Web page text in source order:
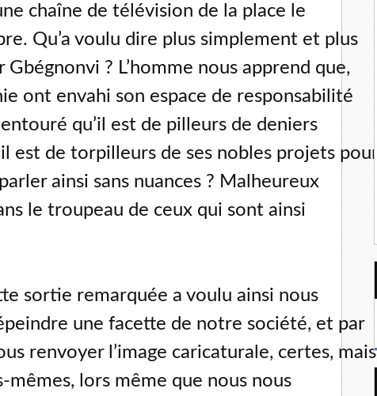
chaîne de télévision de la place le
Qu’a voulu dire plus simplement et plus
? L’homme nous apprend que,
ont envahi son espace de responsabilité
qu’il est de pilleurs de deniers
est de torpilleurs de ses nobles projets pour
ainsi sans nuances ? Malheureux
le troupeau de ceux qui sont ainsi
sortie remarquée a voulu ainsi nous
une facette de notre société, et par
renvoyer l’image caricaturale, certes, mais
mêmes, lors même que nous nous